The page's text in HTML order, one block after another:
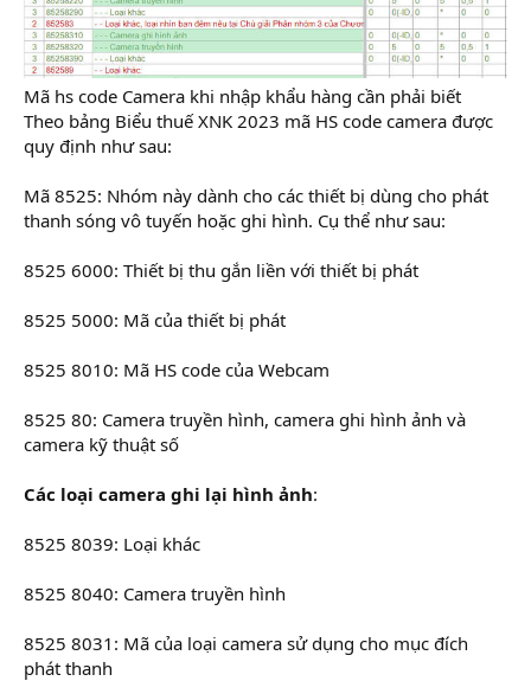
Mã hs code Camera khi nhập khẩu hàng cần phải biết
Theo bảng Biểu thuế XNK 2023 mã HS code camera được
quy định như sau:
Mã 8525: Nhóm này dành cho các thiết bị dùng cho phát
thanh sóng vô tuyến hoặc ghi hình. Cụ thể như sau:
8525 6000: Thiết bị thu gắn liền với thiết bị phát
8525 5000: Mã của thiết bị phát
8525 8010: Mã HS code của Webcam
8525 80: Camera truyền hình, camera ghi hình ảnh và
camera kỹ thuật số
Các loại camera ghi lại hình ảnh:
8525 8039: Loại khác
8525 8040: Camera truyền hình
8525 8031: Mã của loại camera sử dụng cho mục đích
phát thanh